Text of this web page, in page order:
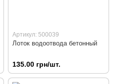
Артикул: 500039
Лоток водоотвода бетонный
135.00 грн/шт.